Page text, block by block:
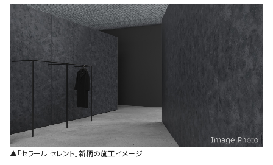
▲｢セラール セレント｣新柄の施工イメージ